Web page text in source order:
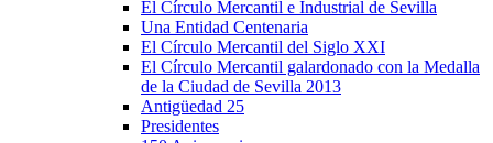
El Círculo Mercantil e Industrial de Sevilla
Una Entidad Centenaria
El Círculo Mercantil del Siglo XXI
El Círculo Mercantil galardonado con la Medalla
de la Ciudad de Sevilla 2013
Antigüedad 25
Presidentes